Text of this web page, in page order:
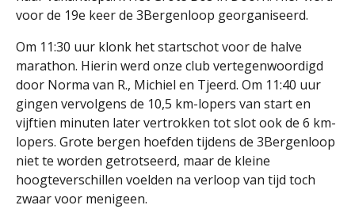
voor de 19e keer de 3Bergenloop georganiseerd.
Om 11:30 uur klonk het startschot voor de halve
marathon. Hierin werd onze club vertegenwoordigd
door Norma van R., Michiel en Tjeerd. Om 11:40 uur
gingen vervolgens de 10,5 km-lopers van start en
vijftien minuten later vertrokken tot slot ook de 6 km-
lopers. Grote bergen hoefden tijdens de 3Bergenloop
niet te worden getrotseerd, maar de kleine
hoogteverschillen voelden na verloop van tijd toch
zwaar voor menigeen.